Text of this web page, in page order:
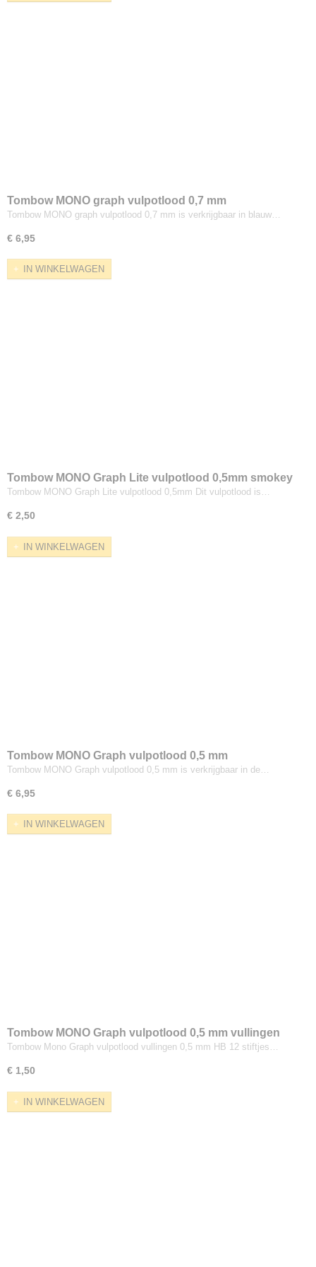
Tombow MONO graph vulpotlood 0,7 mm
Tombow MONO graph vulpotlood 0,7 mm is verkrijgbaar in blauw…
€ 6,95
IN WINKELWAGEN
Tombow MONO Graph Lite vulpotlood 0,5mm smokey
colors
Tombow MONO Graph Lite vulpotlood 0,5mm Dit vulpotlood is…
€ 2,50
IN WINKELWAGEN
Tombow MONO Graph vulpotlood 0,5 mm
Tombow MONO Graph vulpotlood 0,5 mm is verkrijgbaar in de…
€ 6,95
IN WINKELWAGEN
Tombow MONO Graph vulpotlood 0,5 mm vullingen
HB
Tombow Mono Graph vulpotlood vullingen 0,5 mm HB 12 stiftjes…
€ 1,50
IN WINKELWAGEN